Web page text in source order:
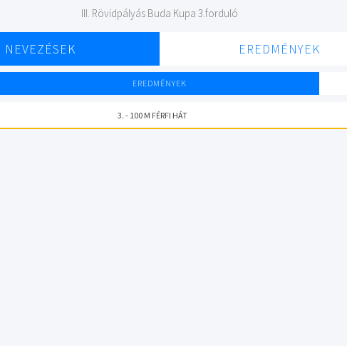
III. Rövidpályás Buda Kupa 3.forduló
NEVEZÉSEK EREDMÉNYEK
EREDMÉNYEK
3. - 100 M FÉRFI HÁT